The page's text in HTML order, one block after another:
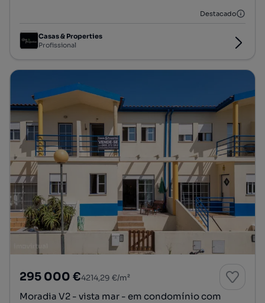
Destacado
Casas & Properties
Profissional
295 000 €4214,29 €/m²
Moradia V2 - vista mar - em condomínio com